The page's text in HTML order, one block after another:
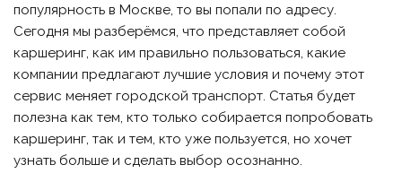
популярность в Москве, то вы попали по адресу.
Сегодня мы разберёмся, что представляет собой
каршеринг, как им правильно пользоваться, какие
компании предлагают лучшие условия и почему этот
сервис меняет городской транспорт. Статья будет
полезна как тем, кто только собирается попробовать
каршеринг, так и тем, кто уже пользуется, но хочет
узнать больше и сделать выбор осознанно.